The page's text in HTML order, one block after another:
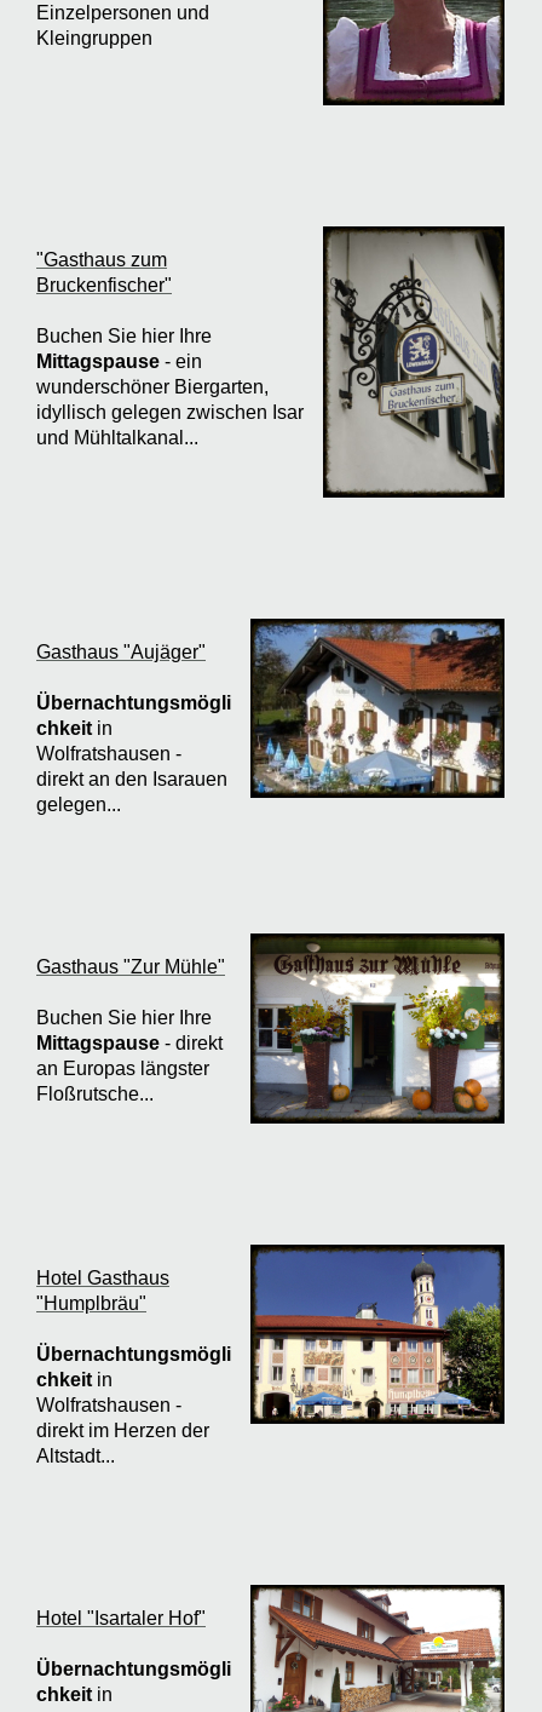
Einzelpersonen und
Kleingruppen
"Gasthaus zum
Bruckenfischer"
Buchen Sie hier Ihre
Mittagspause - ein
wunderschöner Biergarten,
idyllisch gelegen zwischen Isar
und Mühltalkanal...
Gasthaus "Aujäger"
Übernachtungsmögli
chkeit in
Wolfratshausen -
direkt an den Isarauen
gelegen...
Gasthaus "Zur Mühle"
Buchen Sie hier Ihre
Mittagspause - direkt
an Europas längster
Floßrutsche...
Hotel Gasthaus
"Humplbräu"
Übernachtungsmögli
chkeit in
Wolfratshausen -
direkt im Herzen der
Altstadt...
Hotel "Isartaler Hof"
Übernachtungsmögli
chkeit in